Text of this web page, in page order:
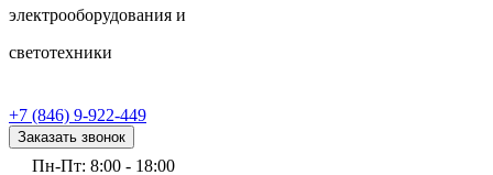
электрооборудования и
светотехники
+7 (846) 9-922-449
Заказать звонок
Пн-Пт: 8:00 - 18:00